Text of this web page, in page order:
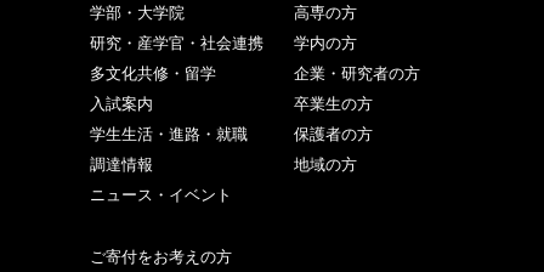
学部・大学院
研究・産学官・社会連携
多文化共修・留学
入試案内
学生生活・進路・就職
調達情報
ニュース・イベント
高専の方
学内の方
企業・研究者の方
卒業生の方
保護者の方
地域の方
ご寄付をお考えの方